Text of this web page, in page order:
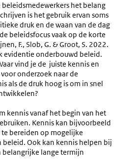
beleidsmedewerkers het belang
is het gebruik ervan soms
druk en de waan van de dag
beleidsfocus vaak op de korte
F., Slob, G. & Groot, S. 2022.
evidentie onderbouwd beleid.
vind je de juiste kennis en
onderzoek naar de
als de druk hoog is om in snel
kennis vanaf het begin van het
Kennis kan bijvoorbeeld
bereiden op mogelijke
beleid. Ook kan kennis helpen bij
belangrijke lange termijn